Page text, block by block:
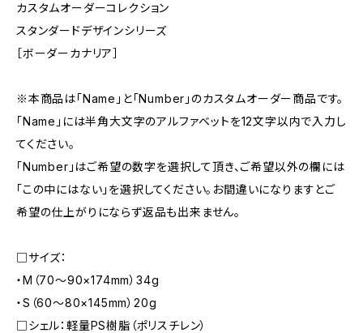
カスタムオーダーコレクション
スタンダードデザインシリーズ
［ボーダーカナリア］
※本商品は「Name」と「Number」のカスタムオーダー商品です。
「Name」には半角大文字のアルファベットを12文字以内で入力し
てください。
「Number」はご希望の数字を選択して頂き、ご希望以外の欄には
「この中にはない」を選択してください。お間違いになりますとご
希望の仕上がりにならず返品も出来ません。
□サイズ：
・M（70〜90×174mm）34g
・S（60〜80×145mm）20g
□シェル：軽量PS樹脂（ポリスチレン）